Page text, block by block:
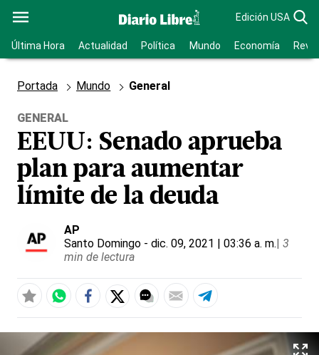
Edición USA
Última Hora Actualidad Política Mundo Economía
Portada Mundo General
GENERAL
EEUU: Senado aprueba
plan para aumentar
límite de la deuda
AP
Santo Domingo - dic. 09, 2021 | 03:36 a. m.| 3
min de lectura